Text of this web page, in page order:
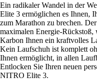
Ein radikaler Wandel in der
Elite 3 ermöglichen es Ihnen,
zum Marathon zu brechen.
maximalen Energie-
Karbon Ihnen ein kraftvolles
Kein Laufschuh ist komplett
Ihnen ermöglicht, in allen
Entlocken Sie Ihren neuen
NITRO Elite 3.